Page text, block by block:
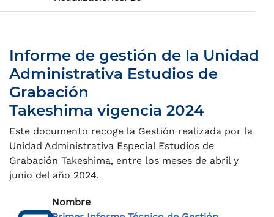
Informe de gestión de la Unidad
Administrativa Estudios de
Grabación
Takeshima vigencia 2024
Este documento recoge la Gestión realizada por la
Unidad Administrativa Especial Estudios de
Grabación Takeshima, entre los meses de abril y
junio del año 2024.
Nombre